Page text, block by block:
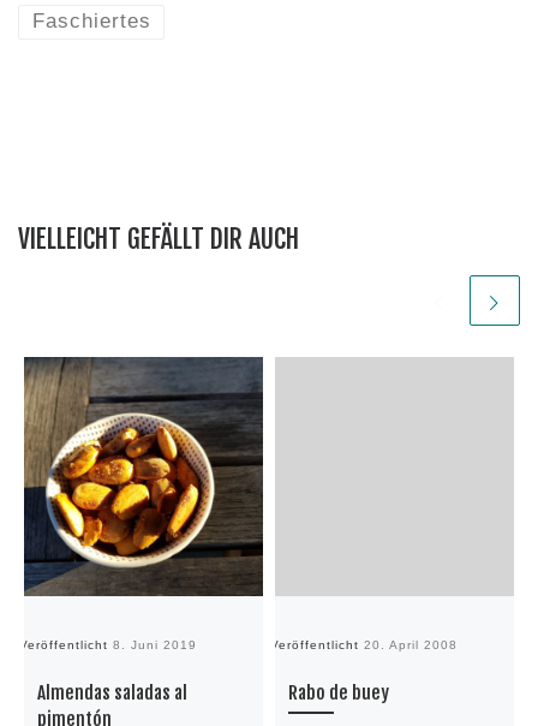
Faschiertes
VIELLEICHT GEFÄLLT DIR AUCH
Veröffentlicht 8. Juni 2019
Almendas saladas al
pimentón
Veröffentlicht 20. April 2008
Rabo de buey